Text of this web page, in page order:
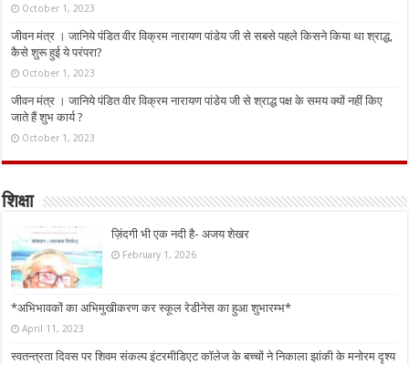
October 1, 2023
जीवन मंत्र । जानिये पंडित वीर विक्रम नारायण पांडेय जी से सबसे पहले किसने किया था श्राद्ध,
कैसे शुरू हुई ये परंपरा?
October 1, 2023
जीवन मंत्र । जानिये पंडित वीर विक्रम नारायण पांडेय जी से श्राद्ध पक्ष के समय क्यों नहीं किए
जाते हैं शुभ कार्य ?
October 1, 2023
शिक्षा
ज़िंदगी भी एक नदी है- अजय शेखर
February 1, 2026
*अभिभावकों का अभिमुखीकरण कर स्कूल रेडीनेस का हुआ शुभारम्भ*
April 11, 2023
स्वतन्त्रता दिवस पर शिवम संकल्प इंटरमीडिएट कॉलेज के बच्चों ने निकाला झांकी के मनोरम दृश्य